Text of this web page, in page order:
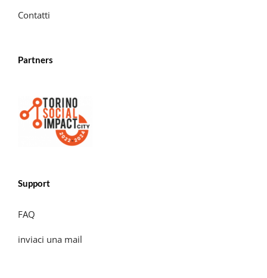
Contatti
Partners
Support
FAQ
inviaci una mail